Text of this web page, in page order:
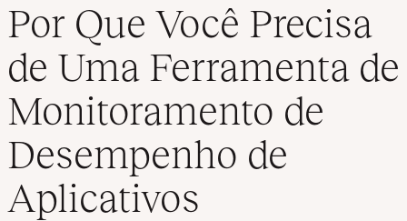
Contato
Por Que Você Precisa
de Uma Ferramenta de
Monitoramento de
Desempenho de
Aplicativos